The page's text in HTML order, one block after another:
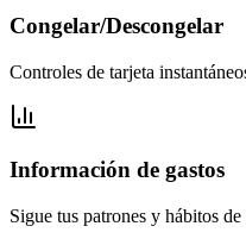
Congelar/Descongelar
Controles de tarjeta
Información de gastos
Sigue tus patrones y hábitos de